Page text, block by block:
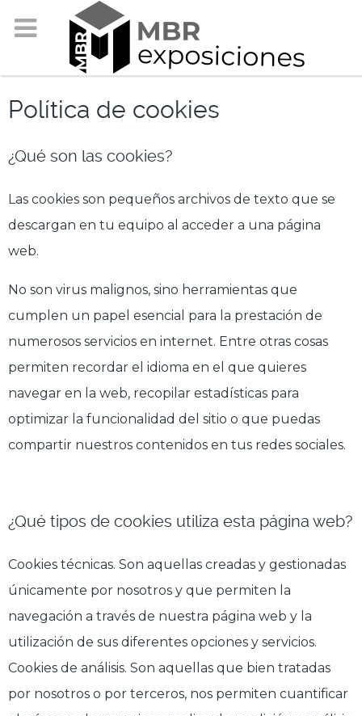
Política de cookies
¿Qué son las cookies?
Las cookies son pequeños archivos de texto que se
descargan en tu equipo al acceder a una página
web.
No son virus malignos, sino herramientas que
cumplen un papel esencial para la prestación de
numerosos servicios en internet. Entre otras cosas
permiten recordar el idioma en el que quieres
navegar en la web, recopilar estadísticas para
optimizar la funcionalidad del sitio o que puedas
compartir nuestros contenidos en tus redes sociales.
¿Qué tipos de cookies utiliza esta página web?
Cookies técnicas. Son aquellas creadas y gestionadas
únicamente por nosotros y que permiten la
navegación a través de nuestra página web y la
utilización de sus diferentes opciones y servicios.
Cookies de análisis. Son aquellas que bien tratadas
por nosotros o por terceros, nos permiten cuantificar